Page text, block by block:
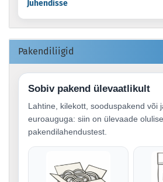
Juhendisse
Pakendiliigid
Sobiv pakend ülevaatlikult
Lahtine, kilekott, sooduspakend või
euroauguga: siin on ülevaade
pakendilahendustest.